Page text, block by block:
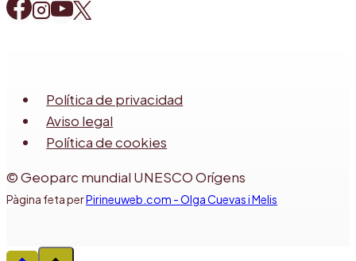
Política de privacidad
Aviso legal
Política de cookies
© Geoparc mundial UNESCO Orígens
Pàgina feta perPirineuweb.com - Olga Cuevas i Melis